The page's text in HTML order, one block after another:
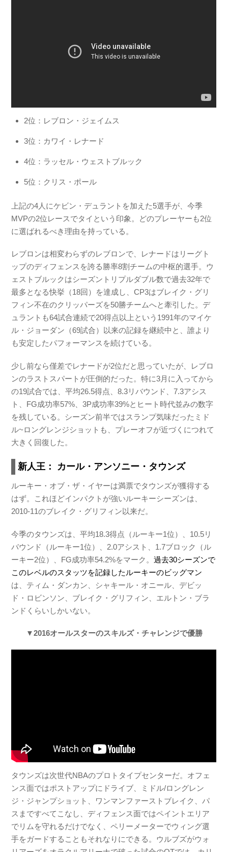
2位：レブロン・ジェイムス
3位：カワイ・レナード
4位：ラッセル・ウェストブルック
5位：クリス・ポール
上記の4人にケビン・デュラントを加えた5選手が、今季
MVPの2位レースでタイという印象。どのプレーヤーも2位
に選ばれるべき理由を持っている。
レブロンは相変わらずのレブロンで、レナードはリーグト
ップのディフェンスを誇る勝率8割チームの中枢的選手。ウ
ェストブルックはシーズントリプルダブル数で過去32年で
最多となる快挙（18回）を達成し、CP3はブレイク・グリ
フィン不在のクリッパーズを50勝チームへと牽引した。デ
ュラントも64試合連続で20得点以上という1991年のマイケ
ル・ジョーダン（69試合）以来の記録を継続中と、誰より
も安定したパフォーマンスを続けている。
少し前なら僅差でレナードが2位だと思っていたが、レブロ
ンのラストスパートが圧倒的だった。特に3月に入ってから
の19試合では、平均26.5得点、8.3リバウンド、7.3アシス
ト、FG成功率57%、3P成功率39%とヒート時代並みの数字
を残している。シーズン前半ではスランプ気味だったミド
ル~ロングレンジショットも、プレーオフが近づくにつれて
大きく回復した。
新人王： カール・アンソニー・タウンズ
ルーキー・オブ・ザ・イヤーは満票でタウンズが獲得する
はず。これほどインパクトが強いルーキーシーズンは、
2010-11のブレイク・グリフィン以来だ。
今季のタウンズは、平均18.3得点（ルーキー1位）、10.5リ
バウンド（ルーキー1位）、2.0アシスト、1.7ブロック（ル
ーキー2位）、FG成功率54.2%をマーク。過去30シーズンで
このレベルのスタッツを記録したルーキーのビッグマン
は、ティム・ダンカン、シャキール・オニール、デビッ
ド・ロビンソン、ブレイク・グリフィン、エルトン・ブラ
ンドくらいしかいない。
▼2016オールスターのスキルズ・チャレンジで優勝
タウンズは次世代NBAのプロトタイプセンターだ。オフェ
ンス面ではポストアップにドライブ、ミドル/ロングレン
ジ・ジャンプショット、ワンマンファーストブレイク、パ
スまですべてこなし、ディフェンス面ではペイントエリア
でリムを守れるだけでなく、ペリーメーターでウィング選
手をガードすることもそれなりにできる。ウルブズがウォ